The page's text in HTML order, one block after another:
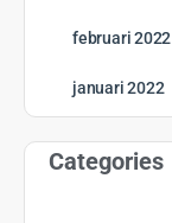
februari 2022
januari 2022
Categories